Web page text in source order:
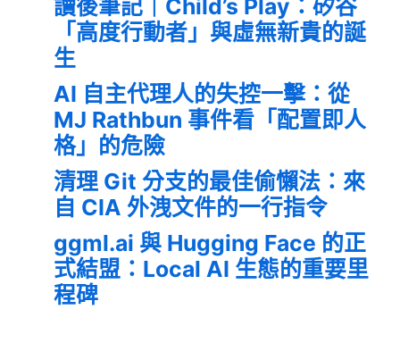
讀後筆記｜Child’s Play：矽谷
「高度行動者」與虛無新貴的誕
生
AI 自主代理人的失控一擊：從
MJ Rathbun 事件看「配置即人
格」的危險
清理 Git 分支的最佳偷懶法：來
自 CIA 外洩文件的一行指令
ggml.ai 與 Hugging Face 的正
式結盟：Local AI 生態的重要里
程碑